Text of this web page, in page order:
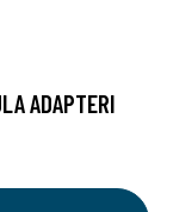
ADAPTERI